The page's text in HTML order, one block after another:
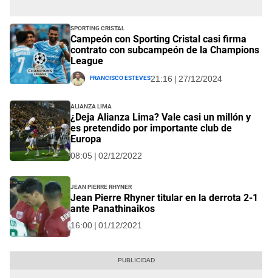
Sporting Cristal
Campeón con Sporting Cristal casi firma
contrato con subcampeón de la Champions
League
Francisco Esteves21:16 | 27/12/2024
Alianza Lima
¿Deja Alianza Lima? Vale casi un millón y
es pretendido por importante club de
Europa
08:05 | 02/12/2022
Jean Pierre Rhyner
Jean Pierre Rhyner titular en la derrota 2-1
ante Panathinaikos
16:00 | 01/12/2021